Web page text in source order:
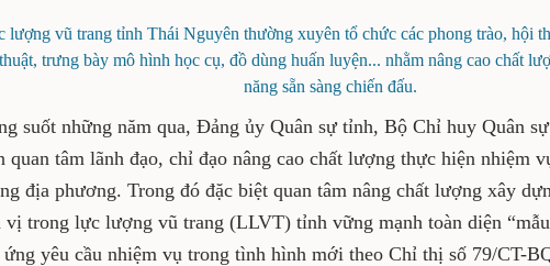
lượng vũ trang tỉnh Thái Nguyên thường xuyên tổ chức các phong trào, hội
trưng bày mô hình học cụ, đồ dùng huấn luyện... nhằm nâng cao chất
năng sẵn sàng chiến đấu.
suốt những năm qua, Đảng ủy Quân sự tỉnh, Bộ Chỉ huy Quân
quan tâm lãnh đạo, chỉ đạo nâng cao chất lượng thực hiện nhiệm
địa phương. Trong đó đặc biệt quan tâm nâng chất lượng xây
vị trong lực lượng vũ trang (LLVT) tỉnh vững mạnh toàn diện
ứng yêu cầu nhiệm vụ trong tình hình mới theo Chỉ thị số 79/CT-